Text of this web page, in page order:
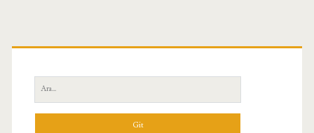
Birincil
Yan
Menü
Ara: